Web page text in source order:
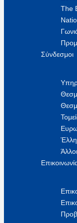
The
Σύνδεσμοι